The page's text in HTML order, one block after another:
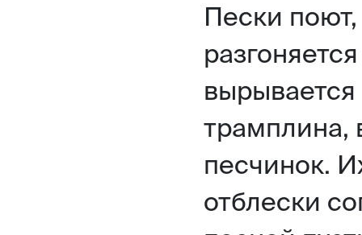
Пески
вырывается
трамплина,
песчинок.
отблески